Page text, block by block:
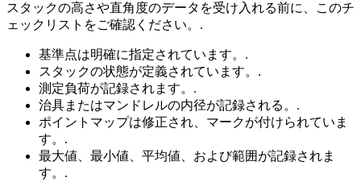
スタックの高さや直角度のデータを受け入れる前に、このチ
ェックリストをご確認ください。.
基準点は明確に指定されています。.
スタックの状態が定義されています。.
測定負荷が記録されます。.
治具またはマンドレルの内径が記録される。.
ポイントマップは修正され、マークが付けられていま
す。.
最大値、最小値、平均値、および範囲が記録されま
す。.